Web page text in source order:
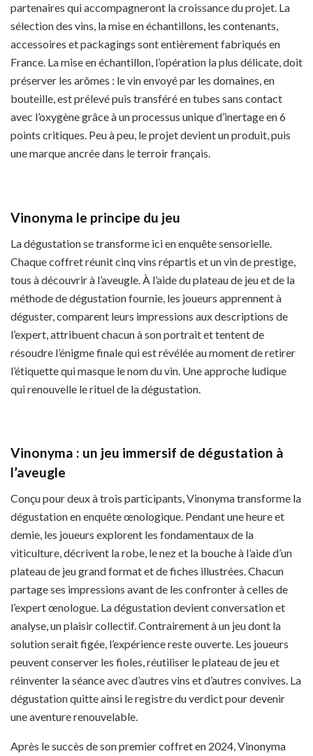
partenaires qui accompagneront la croissance du projet. La
sélection des vins, la mise en échantillons, les contenants,
accessoires et packagings sont entièrement fabriqués en
France. La mise en échantillon, l’opération la plus délicate, doit
préserver les arômes : le vin envoyé par les domaines, en
bouteille, est prélevé puis transféré en tubes sans contact
avec l’oxygène grâce à un processus unique d’inertage en 6
points critiques. Peu à peu, le projet devient un produit, puis
une marque ancrée dans le terroir français.
Vinonyma le principe du jeu
La dégustation se transforme ici en enquête sensorielle.
Chaque coffret réunit cinq vins répartis et un vin de prestige,
tous à découvrir à l’aveugle. À l’aide du plateau de jeu et de la
méthode de dégustation fournie, les joueurs apprennent à
déguster, comparent leurs impressions aux descriptions de
l’expert, attribuent chacun à son portrait et tentent de
résoudre l’énigme finale qui est révélée au moment de retirer
l’étiquette qui masque le nom du vin. Une approche ludique
qui renouvelle le rituel de la dégustation.
Vinonyma : un jeu immersif de dégustation à
l’aveugle
Conçu pour deux à trois participants, Vinonyma transforme la
dégustation en enquête œnologique. Pendant une heure et
demie, les joueurs explorent les fondamentaux de la
viticulture, décrivent la robe, le nez et la bouche à l’aide d’un
plateau de jeu grand format et de fiches illustrées. Chacun
partage ses impressions avant de les confronter à celles de
l’expert œnologue. La dégustation devient conversation et
analyse, un plaisir collectif. Contrairement à un jeu dont la
solution serait figée, l’expérience reste ouverte. Les joueurs
peuvent conserver les fioles, réutiliser le plateau de jeu et
réinventer la séance avec d’autres vins et d’autres convives. La
dégustation quitte ainsi le registre du verdict pour devenir
une aventure renouvelable.
Après le succès de son premier coffret en 2024, Vinonyma